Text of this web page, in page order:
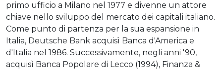
primo ufficio a Milano nel 1977 e divenne un attore
chiave nello sviluppo del mercato dei capitali italiano.
Come punto di partenza per la sua espansione in
Italia, Deutsche Bank acquisì Banca d'America e
d'Italia nel 1986. Successivamente, negli anni '90,
acquisì Banca Popolare di Lecco (1994), Finanza &